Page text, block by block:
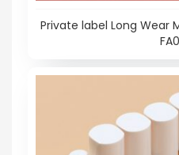
Private label Long Wear